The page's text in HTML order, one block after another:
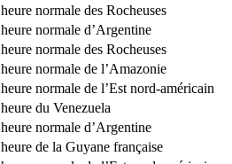
heure normale des Rocheuses
heure normale d’Argentine
heure normale des Rocheuses
heure normale de l’Amazonie
heure normale de l’Est nord-américain
heure du Venezuela
heure normale d’Argentine
heure de la Guyane française